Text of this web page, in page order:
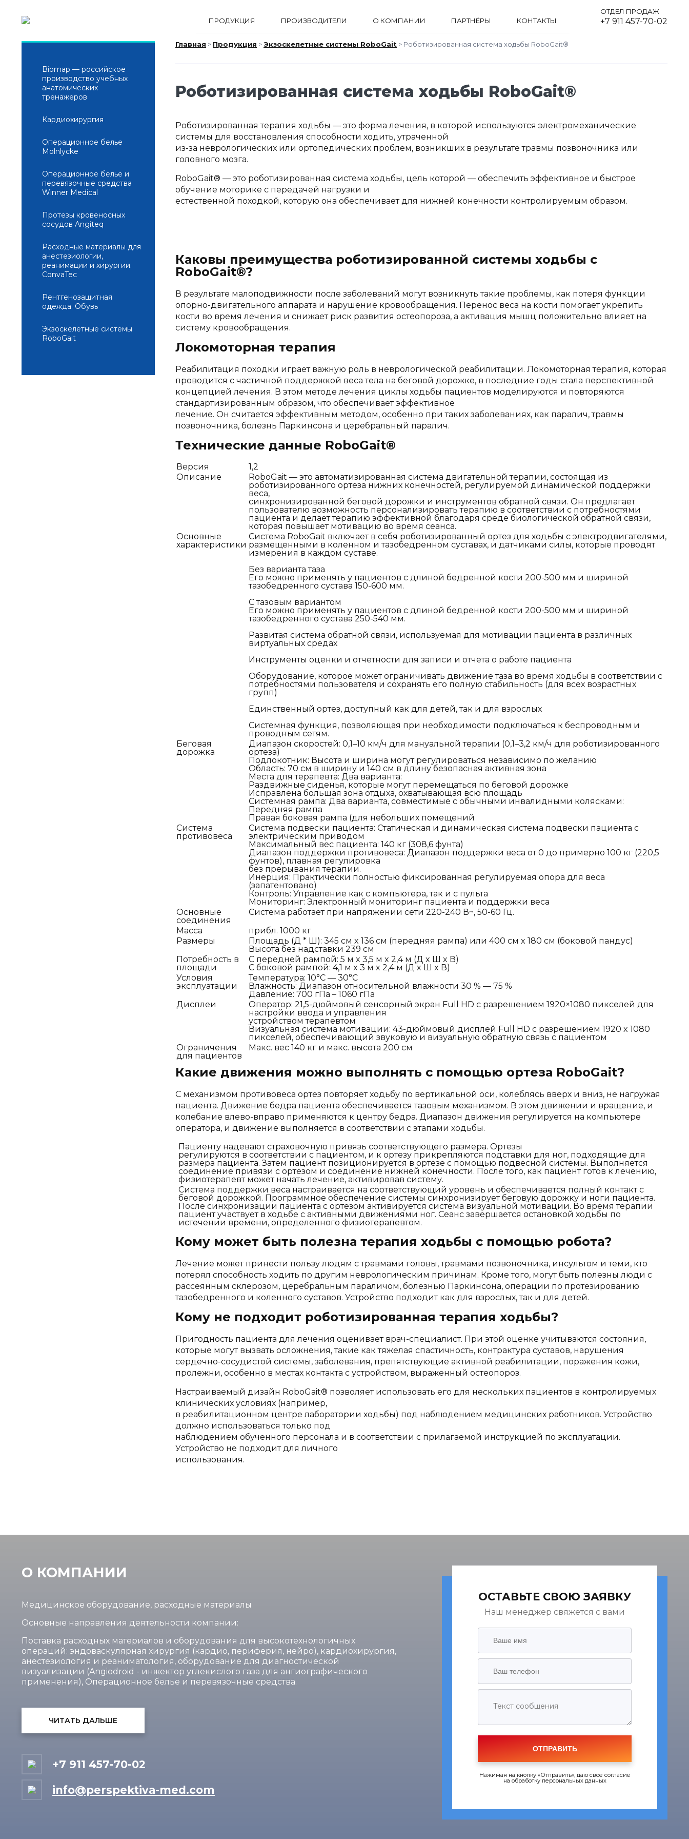
ПРОДУКЦИЯ ПРОИЗВОДИТЕЛИ О КОМПАНИИ ПАРТНЁРЫ КОНТАКТЫ
ОТДЕЛ ПРОДАЖ
+7 911 457-70-02
Biomap — российское
производство учебных
анатомических
тренажеров
Кардиохирургия
Операционное белье
Molnlycke
Операционное белье и
перевязочные средства
Winner Medical
Протезы кровеносных
сосудов Angiteq
Расходные материалы для
анестезиологии,
реанимации и хирургии.
ConvaTec
Рентгенозащитная
одежда. Обувь
Экзоскелетные системы
RoboGait
Главная > Продукция >Экзоскелетные системы RoboGait > Роботизированная система ходьбы RoboGait®
Роботизированная система ходьбы RoboGait®
Роботизированная терапия ходьбы — это форма лечения, в которой используются электромеханические
системы для восстановления способности ходить, утраченной
из-за неврологических или ортопедических проблем, возникших в результате травмы позвоночника или
головного мозга.
RoboGait® — это роботизированная система ходьбы, цель которой — обеспечить эффективное и быстрое
обучение моторике с передачей нагрузки и
естественной походкой, которую она обеспечивает для нижней конечности контролируемым образом.
Каковы преимущества роботизированной системы ходьбы с
RoboGait®?
В результате малоподвижности после заболеваний могут возникнуть такие проблемы, как потеря функции
опорно-двигательного аппарата и нарушение кровообращения. Перенос веса на кости помогает укрепить
кости во время лечения и снижает риск развития остеопороза, а активация мышц положительно влияет на
систему кровообращения.
Локомоторная терапия
Реабилитация походки играет важную роль в неврологической реабилитации. Локомоторная терапия, которая
проводится с частичной поддержкой веса тела на беговой дорожке, в последние годы стала перспективной
концепцией лечения. В этом методе лечения циклы ходьбы пациентов моделируются и повторяются
стандартизированным образом, что обеспечивает эффективное
лечение. Он считается эффективным методом, особенно при таких заболеваниях, как паралич, травмы
позвоночника, болезнь Паркинсона и церебральный паралич.
Технические данные RoboGait®
Версия
1,2
Описание
RoboGait — это автоматизированная система двигательной терапии, состоящая из
роботизированного ортеза нижних конечностей, регулируемой динамической поддержки
веса,
синхронизированной беговой дорожки и инструментов обратной связи. Он предлагает
пользователю возможность персонализировать терапию в соответствии с потребностями
пациента и делает терапию эффективной благодаря среде биологической обратной связи,
которая повышает мотивацию во время сеанса.
Основные
характеристики
Система RoboGait включает в себя роботизированный ортез для ходьбы с электродвигателями,
размещенными в коленном и тазобедренном суставах, и датчиками силы, которые проводят
измерения в каждом суставе.
Без варианта таза
Его можно применять у пациентов с длиной бедренной кости 200-500 мм и шириной
тазобедренного сустава 150-600 мм.
С тазовым вариантом
Его можно применять у пациентов с длиной бедренной кости 200-500 мм и шириной
тазобедренного сустава 250-540 мм.
Развитая система обратной связи, используемая для мотивации пациента в различных
виртуальных средах
Инструменты оценки и отчетности для записи и отчета о работе пациента
Оборудование, которое может ограничивать движение таза во время ходьбы в соответствии с
потребностями пользователя и сохранять его полную стабильность (для всех возрастных
групп)
Единственный ортез, доступный как для детей, так и для взрослых
Системная функция, позволяющая при необходимости подключаться к беспроводным и
проводным сетям.
Беговая
дорожка
Диапазон скоростей: 0,1–10 км/ч для мануальной терапии (0,1–3,2 км/ч для роботизированного
ортеза)
Подлокотник: Высота и ширина могут регулироваться независимо по желанию
Область: 70 см в ширину и 140 см в длину безопасная активная зона
Места для терапевта: Два варианта:
Раздвижные сиденья, которые могут перемещаться по беговой дорожке
Исправлена большая зона отдыха, охватывающая всю площадь
Системная рампа: Два варианта, совместимые с обычными инвалидными колясками:
Передняя рампа
Правая боковая рампа (для небольших помещений
Система
противовеса
Система подвески пациента: Статическая и динамическая система подвески пациента с
электрическим приводом
Максимальный вес пациента: 140 кг (308,6 фунта)
Диапазон поддержки противовеса: Диапазон поддержки веса от 0 до примерно 100 кг (220,5
фунтов), плавная регулировка
без прерывания терапии.
Инерция: Практически полностью фиксированная регулируемая опора для веса
(запатентовано)
Контроль: Управление как с компьютера, так и с пульта
Мониторинг: Электронный мониторинг пациента и поддержки веса
Основные
соединения
Система работает при напряжении сети 220-240 В~, 50-60 Гц.
Масса
прибл. 1000 кг
Размеры
Площадь (Д * Ш): 345 см x 136 см (передняя рампа) или 400 см x 180 см (боковой пандус)
Высота без надставки 239 см
Потребность в
площади
С передней рампой: 5 м x 3,5 м x 2,4 м (Д x Ш x В)
С боковой рампой: 4,1 м x 3 м x 2,4 м (Д x Ш x В)
Условия
эксплуатации
Температура: 10°С — 30°С
Влажность: Диапазон относительной влажности 30 % — 75 %
Давление: 700 гПа – 1060 гПа
Дисплеи
Оператор: 21,5-дюймовый сенсорный экран Full HD с разрешением 1920×1080 пикселей для
настройки ввода и управления
устройством терапевтом
Визуальная система мотивации: 43-дюймовый дисплей Full HD с разрешением 1920 x 1080
пикселей, обеспечивающий звуковую и визуальную обратную связь с пациентом
Ограничения
для пациентов
Макс. вес 140 кг и макс. высота 200 см
Какие движения можно выполнять с помощью ортеза RoboGait?
С механизмом противовеса ортез повторяет ходьбу по вертикальной оси, колеблясь вверх и вниз, не нагружая
пациента. Движение бедра пациента обеспечивается тазовым механизмом. В этом движении и вращение, и
колебание влево-вправо применяются к центру бедра. Диапазон движения регулируется на компьютере
оператора, и движение выполняется в соответствии с этапами ходьбы.
Пациенту надевают страховочную привязь соответствующего размера. Ортезы
регулируются в соответствии с пациентом, и к ортезу прикрепляются подставки для ног, подходящие для
размера пациента. Затем пациент позиционируется в ортезе с помощью подвесной системы. Выполняется
соединение привязи с ортезом и соединение нижней конечности. После того, как пациент готов к лечению,
физиотерапевт может начать лечение, активировав систему.
Система поддержки веса настраивается на соответствующий уровень и обеспечивается полный контакт с
беговой дорожкой. Программное обеспечение системы синхронизирует беговую дорожку и ноги пациента.
После синхронизации пациента с ортезом активируется система визуальной мотивации. Во время терапии
пациент участвует в ходьбе с активными движениями ног. Сеанс завершается остановкой ходьбы по
истечении времени, определенного физиотерапевтом.
Кому может быть полезна терапия ходьбы с помощью робота?
Лечение может принести пользу людям с травмами головы, травмами позвоночника, инсультом и теми, кто
потерял способность ходить по другим неврологическим причинам. Кроме того, могут быть полезны люди с
рассеянным склерозом, церебральным параличом, болезнью Паркинсона, операции по протезированию
тазобедренного и коленного суставов. Устройство подходит как для взрослых, так и для детей.
Кому не подходит роботизированная терапия ходьбы?
Пригодность пациента для лечения оценивает врач-специалист. При этой оценке учитываются состояния,
которые могут вызвать осложнения, такие как тяжелая спастичность, контрактура суставов, нарушения
сердечно-сосудистой системы, заболевания, препятствующие активной реабилитации, поражения кожи,
пролежни, особенно в местах контакта с устройством, выраженный остеопороз.
Настраиваемый дизайн RoboGait® позволяет использовать его для нескольких пациентов в контролируемых
клинических условиях (например,
в реабилитационном центре лаборатории ходьбы) под наблюдением медицинских работников. Устройство
должно использоваться только под
наблюдением обученного персонала и в соответствии с прилагаемой инструкцией по эксплуатации.
Устройство не подходит для личного
использования.
О КОМПАНИИ
Медицинское оборудование, расходные материалы
Основные направления деятельности компании:
Поставка расходных материалов и оборудования для высокотехнологичных
операций: эндоваскулярная хирургия (кардио, периферия, нейро), кардиохирургия,
анестезиология и реаниматология, оборудование для диагностической
визуализации (Angiodroid - инжектор углекислого газа для ангиографического
применения), Операционное белье и перевязочные средства.
ЧИТАТЬ ДАЛЬШЕ
+7 911 457-70-02
info@perspektiva-med.com
ОСТАВЬТЕ СВОЮ ЗАЯВКУ
Наш менеджер свяжется с вами
ОТПРАВИТЬ
Нажимая на кнопку «Отправить», даю свое согласие
на обработку персональных данных